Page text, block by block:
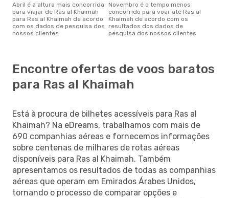
abril é a altura mais concorrida
para viajar de Ras al Khaimah
para Ras al Khaimah de acordo
com os dados de pesquisa dos
nossos clientes
novembro é o tempo menos
concorrido para voar até Ras al
Khaimah de acordo com os
resultados dos dados de
pesquisa dos nossos clientes
Encontre ofertas de voos baratos
para Ras al Khaimah
Está à procura de bilhetes acessíveis para Ras al
Khaimah? Na eDreams, trabalhamos com mais de
690 companhias aéreas e fornecemos informações
sobre centenas de milhares de rotas aéreas
disponíveis para Ras al Khaimah. Também
apresentamos os resultados de todas as companhias
aéreas que operam em Emirados Árabes Unidos,
tornando o processo de comparar opções e